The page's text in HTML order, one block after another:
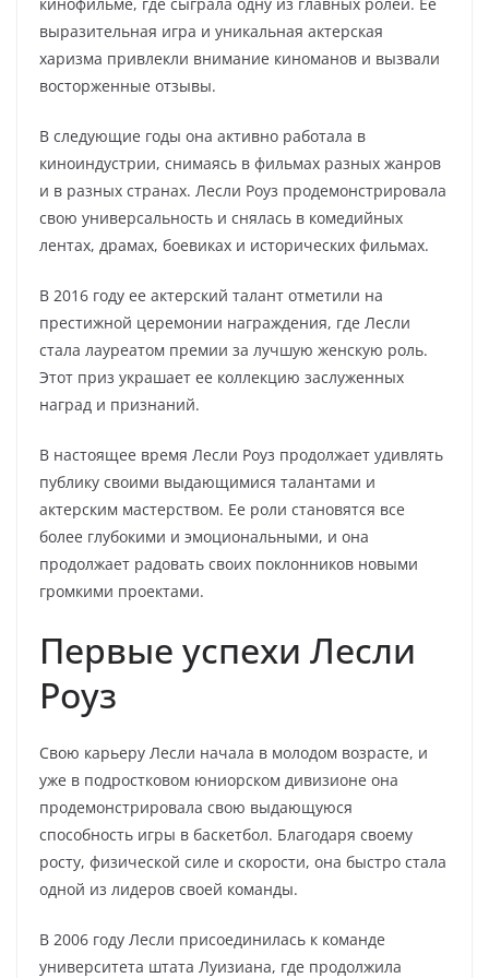
выразительная игра и уникальная актерская
харизма привлекли внимание киноманов и вызвали
восторженные отзывы.
В следующие годы она активно работала в
киноиндустрии, снимаясь в фильмах разных жанров
и в разных странах. Лесли Роуз продемонстрировала
свою универсальность и снялась в комедийных
лентах, драмах, боевиках и исторических фильмах.
В 2016 году ее актерский талант отметили на
престижной церемонии награждения, где Лесли
стала лауреатом премии за лучшую женскую роль.
Этот приз украшает ее коллекцию заслуженных
наград и признаний.
В настоящее время Лесли Роуз продолжает удивлять
публику своими выдающимися талантами и
актерским мастерством. Ее роли становятся все
более глубокими и эмоциональными, и она
продолжает радовать своих поклонников новыми
громкими проектами.
Первые успехи Лесли
Роуз
Свою карьеру Лесли начала в молодом возрасте, и
уже в подростковом юниорском дивизионе она
продемонстрировала свою выдающуюся
способность игры в баскетбол. Благодаря своему
росту, физической силе и скорости, она быстро стала
одной из лидеров своей команды.
В 2006 году Лесли присоединилась к команде
университета штата Луизиана, где продолжила